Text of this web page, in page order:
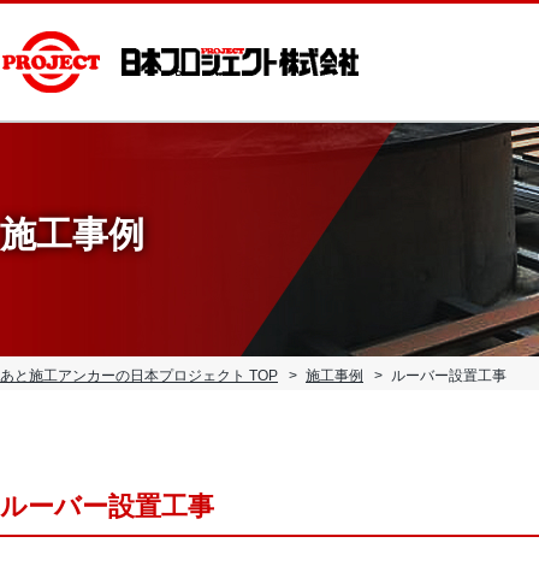
施工事例
あと施工アンカーの日本プロジェクト TOP 施工事例 ルーバー設置工事
ルーバー設置工事